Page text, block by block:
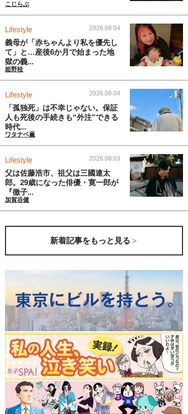
こじらぶ
Lifestyle 2026.08.04
義母が「赤ちゃんより私を優先し
て」と…産後6か月で始まった地
獄の義...
姫野桂
Lifestyle 2026.08.04
「孤独死」は不幸じゃない。保証
人も死後の手続きも“外注”できる
時代...
ワタナベ薫
Lifestyle 2026.08.03
父は佐藤浩市、祖父は三國連太
郎。29歳になった俳優・寛一郎が
『徹子...
加賀谷健
新着記事をもっと見る